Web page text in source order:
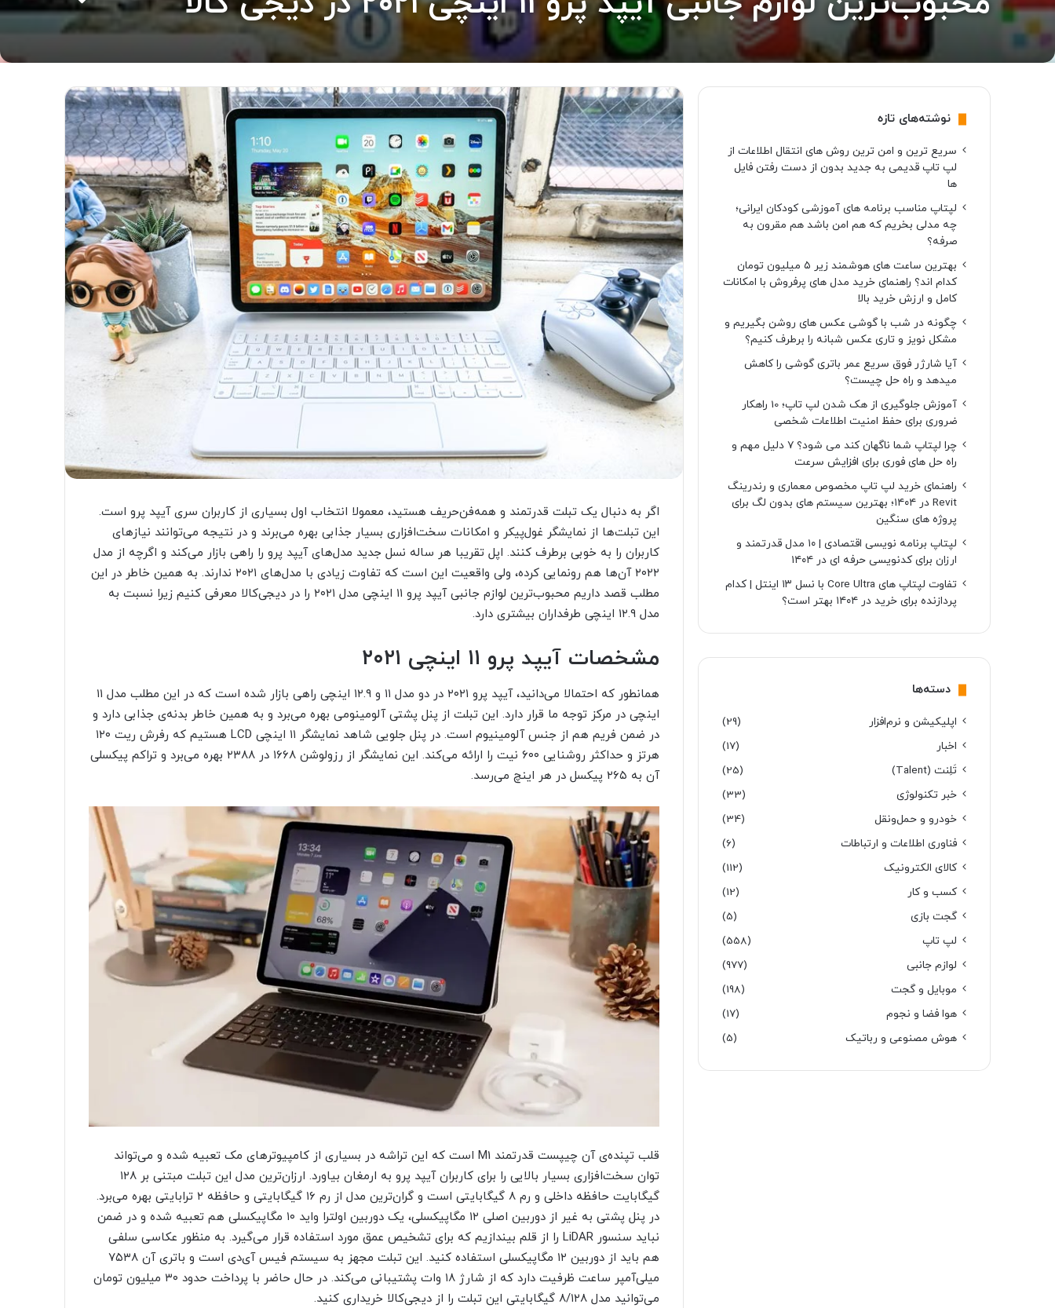
اگر به دنبال یک تبلت قدرتمند و همه‌فن‌حریف هستید، معمولا انتخاب اول بسیاری از کاربران سری آیپد پرو است.
این تبلت‌ها از نمایشگر غول‌پیکر و امکانات سخت‌افزاری بسیار جذابی بهره می‌برند و در نتیجه می‌توانند نیازهای
کاربران را به خوبی برطرف کنند. اپل تقریبا هر ساله نسل جدید مدل‌های آیپد پرو را راهی بازار می‌کند و اگرچه از مدل
۲۰۲۲ آن‌ها هم رونمایی کرده، ولی واقعیت این است که تفاوت زیادی با مدل‌های ۲۰۲۱ ندارند. به همین خاطر در این
مطلب قصد داریم محبوب‌ترین لوازم جانبی آیپد پرو ۱۱ اینچی مدل ۲۰۲۱ را در دیجی‌کالا معرفی کنیم زیرا نسبت به
مدل ۱۲.۹ اینچی طرفداران بیشتری دارد.
مشخصات آیپد پرو ۱۱ اینچی ۲۰۲۱
همانطور که احتمالا می‌دانید، آیپد پرو ۲۰۲۱ در دو مدل ۱۱ و ۱۲.۹ اینچی راهی بازار شده است که در این مطلب مدل ۱۱
اینچی در مرکز توجه ما قرار دارد. این تبلت از پنل پشتی آلومینومی بهره می‌برد و به همین خاطر بدنه‌ی جذابی دارد و
در ضمن فریم هم از جنس آلومینیوم است. در پنل جلویی شاهد نمایشگر ۱۱ اینچی LCD هستیم که رفرش ریت ۱۲۰
هرتز و حداکثر روشنایی ۶۰۰ نیت را ارائه می‌کند. این نمایشگر از رزولوشن ۱۶۶۸ در ۲۳۸۸ بهره می‌برد و تراکم پیکسلی
آن به ۲۶۵ پیکسل در هر اینچ می‌رسد.
قلب تپنده‌ی آن چیپست قدرتمند M1 است که این تراشه در بسیاری از کامپیوترهای مک تعبیه شده و می‌تواند
توان سخت‌افزاری بسیار بالایی را برای کاربران آیپد پرو به ارمغان بیاورد. ارزان‌ترین مدل این تبلت مبتنی بر ۱۲۸
گیگابایت حافظه داخلی و رم ۸ گیگابایتی است و گران‌ترین مدل از رم ۱۶ گیگابایتی و حافظه ۲ ترابایتی بهره می‌برد.
در پنل پشتی به غیر از دوربین اصلی ۱۲ مگاپیکسلی، یک دوربین اولترا واید ۱۰ مگاپیکسلی هم تعبیه شده و در ضمن
نباید سنسور LiDAR را از قلم بیندازیم که برای تشخیص عمق مورد استفاده قرار می‌گیرد. به منظور عکاسی سلفی
هم باید از دوربین ۱۲ مگاپیکسلی استفاده کنید. این تبلت مجهز به سیستم فیس آی‌دی است و باتری آن ۷۵۳۸
میلی‌آمپر ساعت ظرفیت دارد که از شارژ ۱۸ وات پشتیبانی می‌کند. در حال حاضر با پرداخت حدود ۳۰ میلیون تومان
می‌توانید مدل ۸/۱۲۸ گیگابایتی این تبلت را از دیجی‌کالا خریداری کنید.
نوشته‌های تازه
سریع ترین و امن ترین روش های انتقال اطلاعات از
لپ تاپ قدیمی به جدید بدون از دست رفتن فایل
ها
لپتاپ مناسب برنامه های آموزشی کودکان ایرانی؛
چه مدلی بخریم که هم امن باشد هم مقرون به
صرفه؟
بهترین ساعت های هوشمند زیر ۵ میلیون تومان
کدام اند؟ راهنمای خرید مدل های پرفروش با امکانات
کامل و ارزش خرید بالا
چگونه در شب با گوشی عکس های روشن بگیریم و
مشکل نویز و تاری عکس شبانه را برطرف کنیم؟
آیا شارژر فوق سریع عمر باتری گوشی را کاهش
میدهد و راه حل چیست؟
آموزش جلوگیری از هک شدن لپ تاپ؛ 10 راهکار
ضروری برای حفظ امنیت اطلاعات شخصی
چرا لپتاپ شما ناگهان کند می شود؟ ۷ دلیل مهم و
راه حل های فوری برای افزایش سرعت
راهنمای خرید لپ تاپ مخصوص معماری و رندرینگ
Revit در ۱۴۰۴؛ بهترین سیستم های بدون لگ برای
پروژه های سنگین
لپتاپ برنامه نویسی اقتصادی | ۱۰ مدل قدرتمند و
ارزان برای کدنویسی حرفه ای در ۱۴۰۴
تفاوت لپتاپ های Core Ultra با نسل ۱۳ اینتل | کدام
پردازنده برای خرید در ۱۴۰۴ بهتر است؟
دسته‌ها
اپلیکیشن و نرم‌افزار
(29)
اخبار
(17)
تَلِنت (Talent)
(25)
خبر تکنولوژی
(33)
خودرو و حمل‌و‌نقل
(34)
فناوری اطلاعات و ارتباطات
(6)
کالای الکترونیک
(112)
کسب و کار
(12)
گجت بازی
(5)
لپ تاپ
(558)
لوازم جانبی
(977)
موبایل و گجت
(198)
هوا فضا و نجوم
(17)
هوش مصنوعی و رباتیک
(5)